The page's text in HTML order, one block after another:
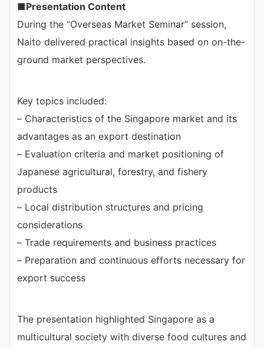
■Presentation Content
During the “Overseas Market Seminar” session,
Naito delivered practical insights based on on-the-
ground market perspectives.
Key topics included:
– Characteristics of the Singapore market and its
advantages as an export destination
– Evaluation criteria and market positioning of
Japanese agricultural, forestry, and fishery
products
– Local distribution structures and pricing
considerations
– Trade requirements and business practices
– Preparation and continuous efforts necessary for
export success
The presentation highlighted Singapore as a
multicultural society with diverse food cultures and